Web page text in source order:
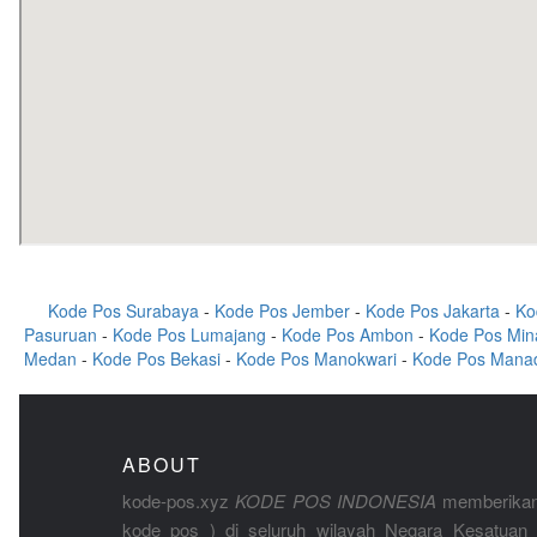
Kode Pos Surabaya - Kode Pos Jember - Kode Pos Jakarta -
Pasuruan - Kode Pos Lumajang - Kode Pos Ambon - Kode Pos
Medan - Kode Pos Bekasi - Kode Pos Manokwari - Kode Pos
ABOUT
kode-pos.xyz KODE POS INDONESIA
kode pos ) di seluruh wilayah Negara Kesatuan